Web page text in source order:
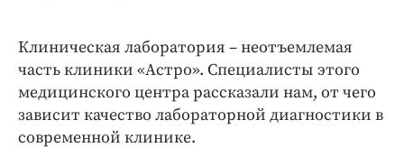
Клиническая лаборатория – неотъемлемая
часть клиники «Астро». Специалисты этого
медицинского центра рассказали нам, от чего
зависит качество лабораторной диагностики в
современной клинике.